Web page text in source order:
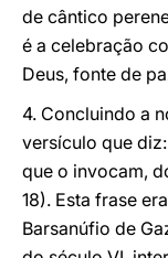
de cântico
é a celebração
Deus, fonte de
4. Concluindo a
versículo que
que o invocam,
18). Esta frase
Barsanúfio de